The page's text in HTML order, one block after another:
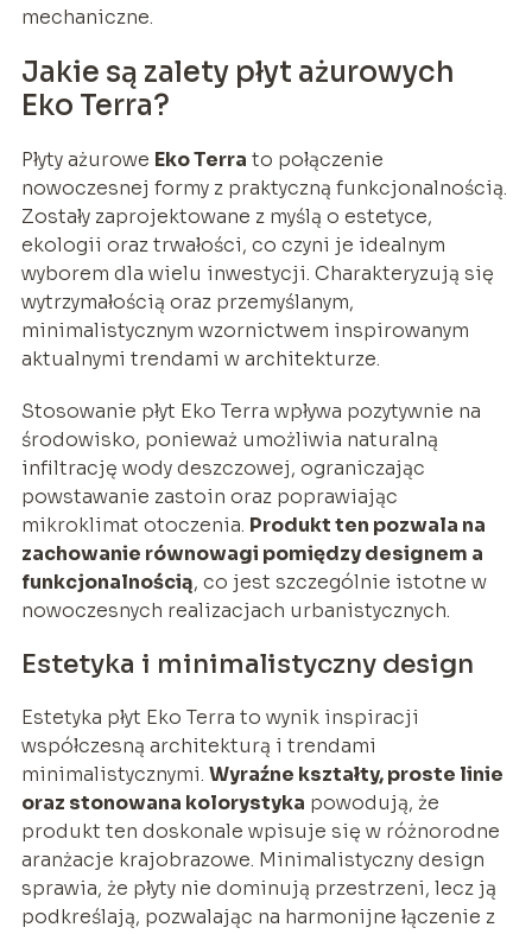
mechaniczne.
Jakie są zalety płyt ażurowych
Eko Terra?
Płyty ażurowe Eko Terra to połączenie
nowoczesnej formy z praktyczną funkcjonalnością.
Zostały zaprojektowane z myślą o estetyce,
ekologii oraz trwałości, co czyni je idealnym
wyborem dla wielu inwestycji. Charakteryzują się
wytrzymałością oraz przemyślanym,
minimalistycznym wzornictwem inspirowanym
aktualnymi trendami w architekturze.
Stosowanie płyt Eko Terra wpływa pozytywnie na
środowisko, ponieważ umożliwia naturalną
infiltrację wody deszczowej, ograniczając
powstawanie zastoin oraz poprawiając
mikroklimat otoczenia. Produkt ten pozwala na
zachowanie równowagi pomiędzy designem a
funkcjonalnością, co jest szczególnie istotne w
nowoczesnych realizacjach urbanistycznych.
Estetyka i minimalistyczny design
Estetyka płyt Eko Terra to wynik inspiracji
współczesną architekturą i trendami
minimalistycznymi. Wyraźne kształty, proste linie
oraz stonowana kolorystyka powodują, że
produkt ten doskonale wpisuje się w różnorodne
aranżacje krajobrazowe. Minimalistyczny design
sprawia, że płyty nie dominują przestrzeni, lecz ją
podkreślają, pozwalając na harmonijne łączenie z